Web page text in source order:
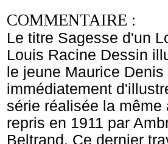
COMMENTAIRE :
Le titre Sagesse d'un
Louis Racine Dessin
le jeune Maurice
immédiatement
série réalisée la
repris en 1911 par
Beltrand. Ce dernier